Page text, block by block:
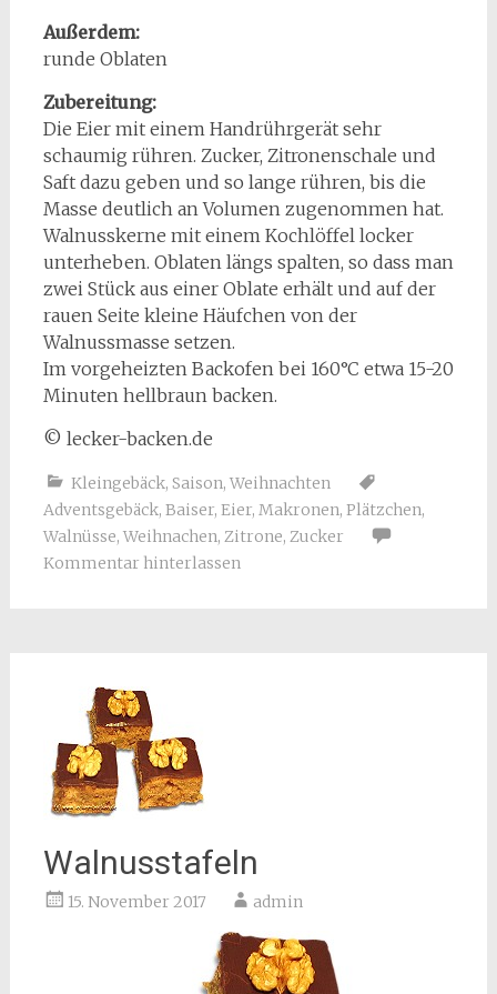
Außerdem:
runde Oblaten
Zubereitung:
Die Eier mit einem Handrührgerät sehr
schaumig rühren. Zucker, Zitronenschale und
Saft dazu geben und so lange rühren, bis die
Masse deutlich an Volumen zugenommen hat.
Walnusskerne mit einem Kochlöffel locker
unterheben. Oblaten längs spalten, so dass man
zwei Stück aus einer Oblate erhält und auf der
rauen Seite kleine Häufchen von der
Walnussmasse setzen.
Im vorgeheizten Backofen bei 160°C etwa 15-20
Minuten hellbraun backen.
© lecker-backen.de
Kleingebäck, Saison, Weihnachten
Adventsgebäck, Baiser, Eier, Makronen, Plätzchen,
Walnüsse, Weihnachen, Zitrone, Zucker
Kommentar hinterlassen
Walnusstafeln
15. November 2017 admin